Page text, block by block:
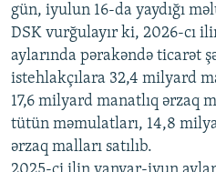
gün, iyulun 16-da yaydığı
DSK vurğulayır ki, 2026-cı
aylarında pərakəndə ticarət
istehlakçılara 32,4 milyard
17,6 milyard manatlıq ərzaq
tütün məmulatları, 14,8
ərzaq malları satılıb.